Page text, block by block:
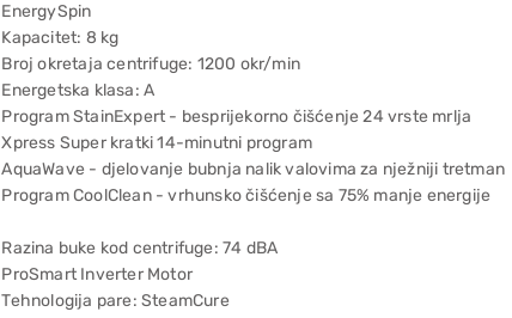
EnergySpin
Kapacitet: 8 kg
Broj okretaja centrifuge: 1200 okr/min
Energetska klasa: A
Program StainExpert - besprijekorno čišćenje 24 vrste mrlja
Xpress Super kratki 14-minutni program
AquaWave - djelovanje bubnja nalik valovima za nježniji tretman
Program CoolClean - vrhunsko čišćenje sa 75% manje energije
Razina buke kod centrifuge: 74 dBA
ProSmart Inverter Motor
Tehnologija pare: SteamCure